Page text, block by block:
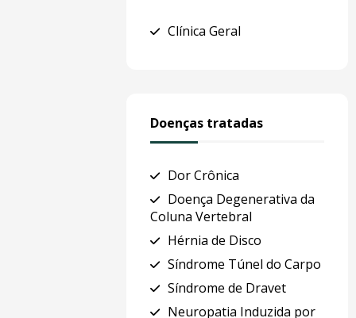
Clínica Geral
Doenças tratadas
Dor Crônica
Doença Degenerativa da
Coluna Vertebral
Hérnia de Disco
Síndrome Túnel do Carpo
Síndrome de Dravet
Neuropatia Induzida por